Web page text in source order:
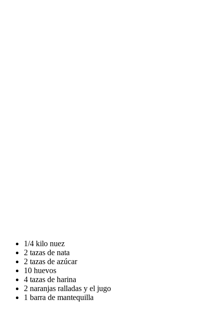
1/4 kilo nuez
2 tazas de nata
2 tazas de azúcar
10 huevos
4 tazas de harina
2 naranjas ralladas y el jugo
1 barra de mantequilla